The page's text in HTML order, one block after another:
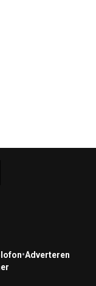
•Adverteren